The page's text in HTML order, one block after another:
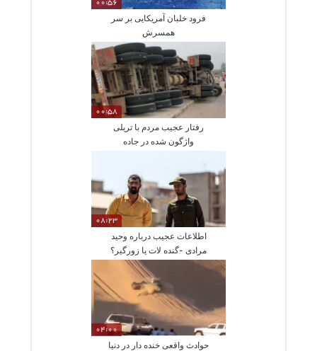
00:56
فرود خلبان آمریکایی بر سر
همسرش
00:58
رفتار عجیب مردم با تریلی
واژگون شده در جاده
08:23
اطلاعات عجیب درباره وحید
مرادی -گنده لات یا زورگیر؟
04:00
حوادث واقعی خنده دار در دنیا